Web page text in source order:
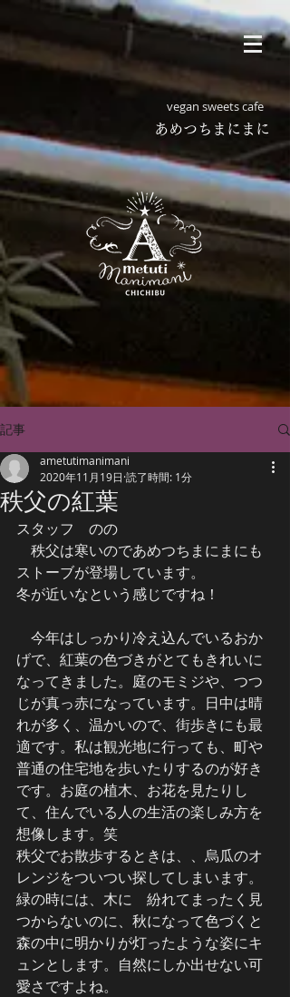
vegan sweets cafe
​あめつちまにまに
記事
秩父の紅葉
ametutimanimani
2020年11月19日 読了時間: 1分
スタッフ　のの
秩父は寒いのであめつちまにまにも
ストーブが登場しています。
冬が近いなという感じですね！
今年はしっかり冷え込んでいるおか
げで、紅葉の色づきがとてもきれいに
なってきました。庭のモミジや、つつ
じが真っ赤になっています。日中は晴
れが多く、温かいので、街歩きにも最
適です。私は観光地に行っても、町や
普通の住宅地を歩いたりするのが好き
です。お庭の植木、お花を見たりし
て、住んでいる人の生活の楽しみ方を
想像します。笑
秩父でお散歩するときは、、烏瓜のオ
レンジをついつい探してしまいます。
緑の時には、木に　紛れてまったく見
つからないのに、秋になって色づくと
森の中に明かりが灯ったような姿にキ
ュンとします。自然にしか出せない可
愛さですよね。